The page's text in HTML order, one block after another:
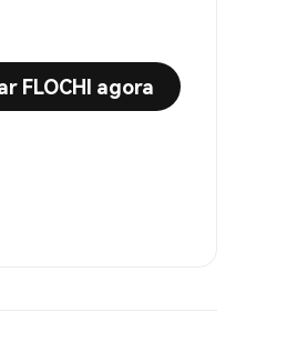
FLOCHI agora